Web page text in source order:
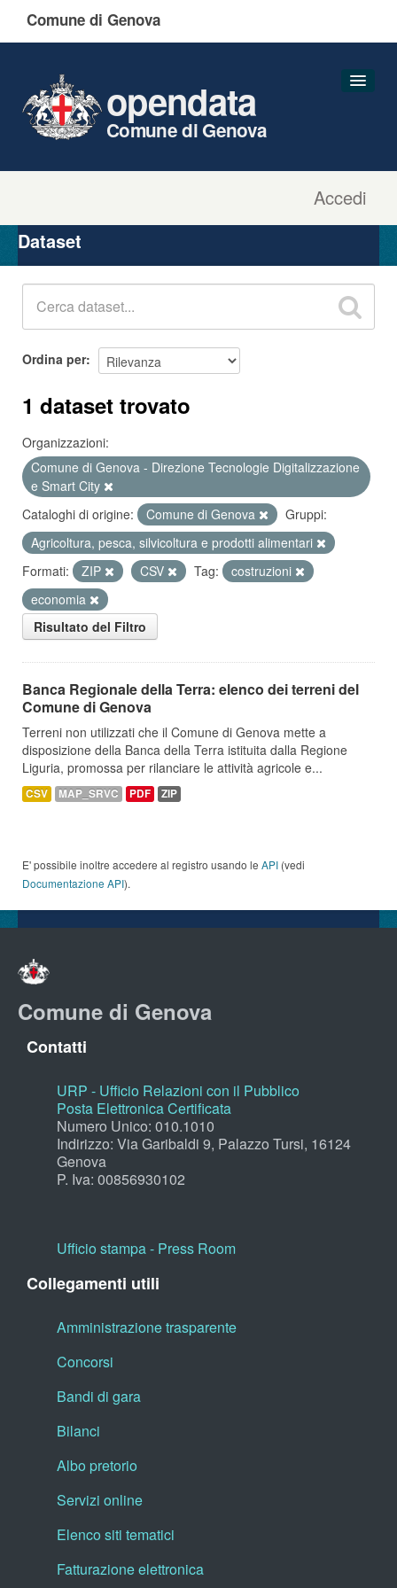
Comune di Genova
Accedi
opendata
Comune di Genova
Organizzazioni
Gruppi
Dataset
Ordina per
1 dataset trovato
Organizzazioni:
Comune di Genova - Direzione Tecnologie Digitalizzazione
e Smart City
Cataloghi di origine:
Comune di Genova
Gruppi:
Agricoltura, pesca, silvicoltura e prodotti alimentari
Formati:
ZIP CSV Tag:
costruzioni
economia
Risultato del Filtro
Banca Regionale della Terra: elenco dei terreni del
Comune di Genova
Terreni non utilizzati che il Comune di Genova mette a
disposizione della Banca della Terra istituita dalla Regione
Liguria, promossa per rilanciare le attività agricole e...
CSV MAP_SRVC PDF ZIP
E' possibile inoltre accedere al registro usando le API (vedi
Documentazione API).
Comune di Genova
Contatti
URP - Ufficio Relazioni con il Pubblico
Posta Elettronica Certificata
Numero Unico: 010.1010
Indirizzo: Via Garibaldi 9, Palazzo Tursi, 16124
Genova
P. Iva: 00856930102
Ufficio stampa - Press Room
Collegamenti utili
Amministrazione trasparente
Concorsi
Bandi di gara
Bilanci
Albo pretorio
Servizi online
Elenco siti tematici
Fatturazione elettronica